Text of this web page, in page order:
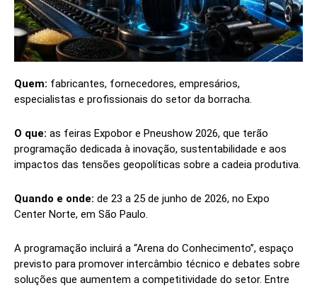
Quem: fabricantes, fornecedores, empresários,
especialistas e profissionais do setor da borracha.
O que: as feiras Expobor e Pneushow 2026, que terão
programação dedicada à inovação, sustentabilidade e aos
impactos das tensões geopolíticas sobre a cadeia produtiva.
Quando e onde: de 23 a 25 de junho de 2026, no Expo
Center Norte, em São Paulo.
A programação incluirá a “Arena do Conhecimento”, espaço
previsto para promover intercâmbio técnico e debates sobre
soluções que aumentem a competitividade do setor. Entre